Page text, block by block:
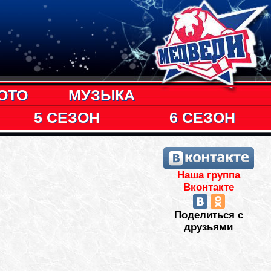
МУЗЫКА
5 СЕЗОН
6 СЕЗОН
Наша группа
Вконтакте
Поделиться с
друзьями